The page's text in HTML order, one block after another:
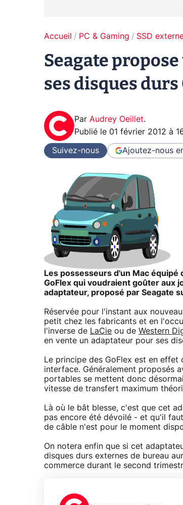
Accueil PC & Gaming SSD
Seagate
ses disques durs
Par Audrey Oeillet.
Publié le 01 février 2012 à
Suivez-nous Ajoutez-nous
Les possesseurs d'un Mac
GoFlex qui voudraient goûter aux
adaptateur, proposé par Seagate
Réservée pour l'instant aux
petit chez les fabricants et en
l'inverse de LaCie ou de Western
en vente un adaptateur pour ses
Le principe des GoFlex est en
interface. Généralement proposés
portables se mettent donc
vitesse de transfert maximum
Là où le bât blesse, c'est que cet
pas encore été dévoilé - et qu'il
de câble n'est pour le moment
On notera enfin que si cet
disques durs externes de bureau
commerce durant le second